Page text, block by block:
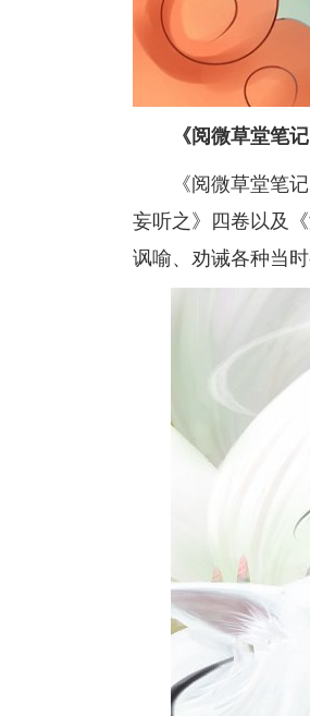
《阅微草堂笔记
《阅微草堂笔记
妄听之》四卷以及
讽喻、劝诫各种当